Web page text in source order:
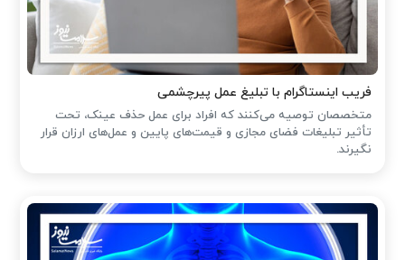
فریب اینستاگرام با تبلیغ عمل پیرچشمی
متخصصان توصیه می‌کنند که افراد برای عمل حذف عینک، تحت
تأثیر تبلیغات فضای مجازی و قیمت‌های پایین و عمل‌های ارزان قرار
نگیرند.